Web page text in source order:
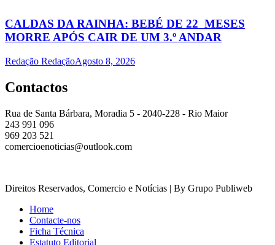
CALDAS DA RAINHA: BEBÉ DE 22 MESES
MORRE APÓS CAIR DE UM 3.º ANDAR
Redação RedaçãoAgosto 8, 2026
Contactos
Rua de Santa Bárbara, Moradia 5 - 2040-228 - Rio Maior
243 991 096
969 203 521
comercioenoticias@outlook.com
Direitos Reservados, Comercio e Notícias | By Grupo Publiweb
Home
Contacte-nos
Ficha Técnica
Estatuto Editorial